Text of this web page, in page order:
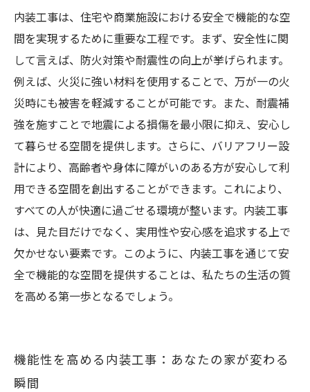
しさの調和
成功事例紹介：内装工事で変わった現場の実態
未来の空間づくり：内装工事の進化と私たちの
生活への影響
内装工事は、住宅や商業施設における安全で機能的な空
間を実現するために重要な工程です。まず、安全性に関
して言えば、防火対策や耐震性の向上が挙げられます。
例えば、火災に強い材料を使用することで、万が一の火
災時にも被害を軽減することが可能です。また、耐震補
強を施すことで地震による損傷を最小限に抑え、安心し
て暮らせる空間を提供します。さらに、バリアフリー設
計により、高齢者や身体に障がいのある方が安心して利
用できる空間を創出することができます。これにより、
すべての人が快適に過ごせる環境が整います。内装工事
は、見た目だけでなく、実用性や安心感を追求する上で
欠かせない要素です。このように、内装工事を通じて安
全で機能的な空間を提供することは、私たちの生活の質
を高める第一歩となるでしょう。
機能性を高める内装工事：あなたの家が変わる
瞬間